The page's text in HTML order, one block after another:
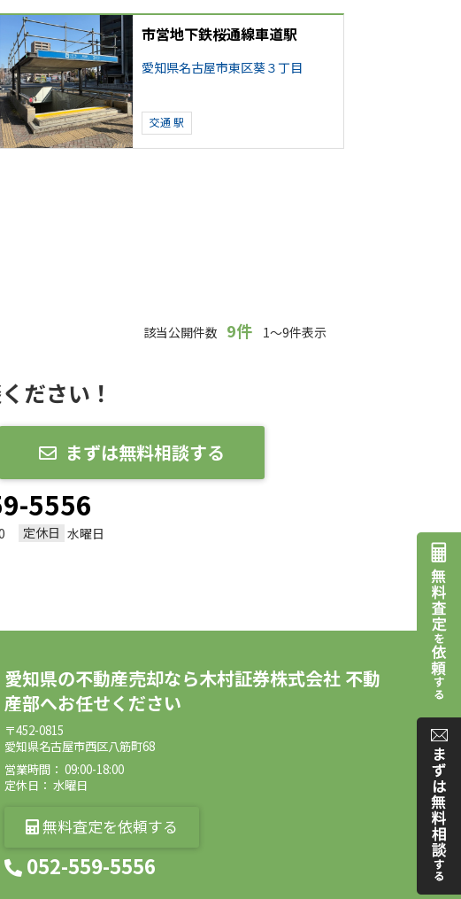
市営地下鉄桜通線車道駅
愛知県名古屋市東区葵３丁目
交通 駅
該当公開件数 9件 1～9件表示
ださい！
まずは無料相談する
5556
定休日 水曜日
愛知県の不動産売却なら木村証券株式会社 不動
産部へお任せください
〒452-0815
愛知県名古屋市西区八筋町68
営業時間： 09:00-18:00
定休日： 水曜日
無料査定を依頼する
052-559-5556